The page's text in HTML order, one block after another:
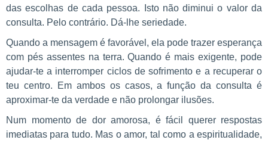
das escolhas de cada pessoa. Isto não diminui o valor da
consulta. Pelo contrário. Dá-lhe seriedade.
Quando a mensagem é favorável, ela pode trazer esperança
com pés assentes na terra. Quando é mais exigente, pode
ajudar-te a interromper ciclos de sofrimento e a recuperar o
teu centro. Em ambos os casos, a função da consulta é
aproximar-te da verdade e não prolongar ilusões.
Num momento de dor amorosa, é fácil querer respostas
imediatas para tudo. Mas o amor, tal como a espiritualidade,